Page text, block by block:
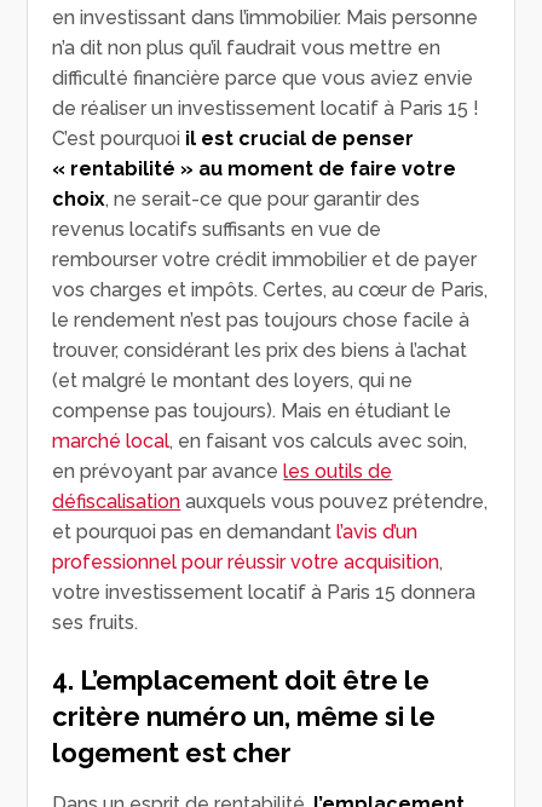
en investissant dans l’immobilier. Mais personne
n’a dit non plus qu’il faudrait vous mettre en
difficulté financière parce que vous aviez envie
de réaliser un investissement locatif à Paris 15 !
C’est pourquoi il est crucial de penser
« rentabilité » au moment de faire votre
choix, ne serait-ce que pour garantir des
revenus locatifs suffisants en vue de
rembourser votre crédit immobilier et de payer
vos charges et impôts. Certes, au cœur de Paris,
le rendement n’est pas toujours chose facile à
trouver, considérant les prix des biens à l’achat
(et malgré le montant des loyers, qui ne
compense pas toujours). Mais en étudiant le
marché local, en faisant vos calculs avec soin,
en prévoyant par avanceles outils de
défiscalisation auxquels vous pouvez prétendre,
et pourquoi pas en demandantl’avis d’un
professionnel pour réussir votre acquisition,
votre investissement locatif à Paris 15 donnera
ses fruits.
4. L’emplacement doit être le
critère numéro un, même si le
logement est cher